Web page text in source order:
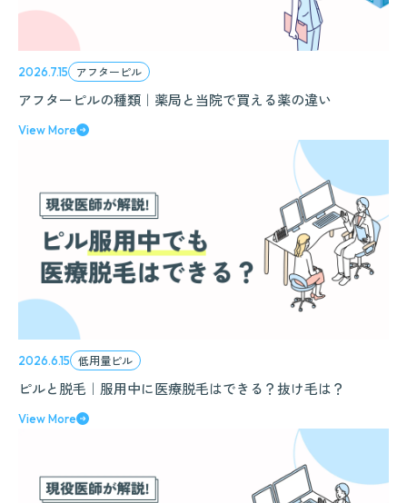
2026.7.15 アフターピル
アフターピルの種類｜薬局と当院で買える薬の違い
View More
2026.6.15 低用量ピル
ピルと脱毛｜服用中に医療脱毛はできる？抜け毛は？
View More